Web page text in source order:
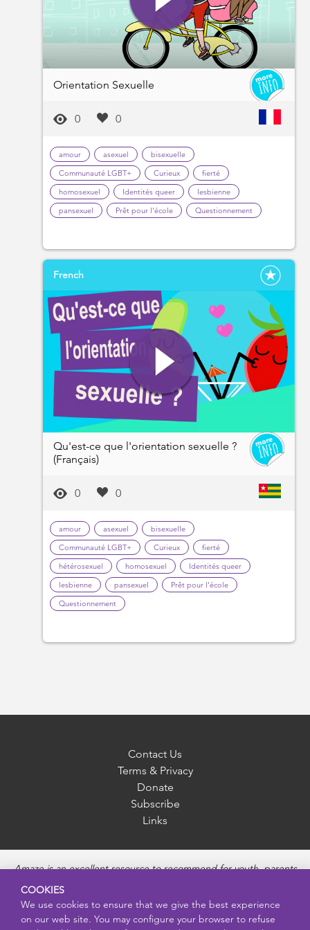
Orientation Sexuelle
0 0
amour asexuel
bisexuelle
Communauté LGBT+
Curieux
fierté
homosexuel
Identités queer
lesbienne
pansexuel
Prêt pour l'école Questionnement
French
Qu'est-ce que l'orientation sexuelle ?
(Français)
0 0
amour asexuel
bisexuelle
Communauté LGBT+
Curieux
fierté
hétérosexuel
homosexuel
Identités queer
lesbienne
pansexuel
Prêt pour l'école
Questionnement
Contact Us
Terms & Privacy
Donate
Subscribe
Links
Amaze is an excellent resource to recommend for youth, parents
and educators to provide unbiased, accurate and age
appropriate information and answer questions about Puberty,
Sexual Health topics, Healthy Relationships, Pregnancy and
Reproductive topics, Online safety, and Sexually Transmitted
COOKIES
We use cookies to ensure that we give the best experience
on our web site. You may configure your browser to refuse